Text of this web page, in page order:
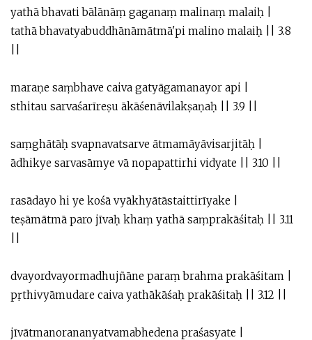
yathā bhavati bālānāṃ gaganaṃ malinaṃ malaiḥ |
tathā bhavatyabuddhānāmātmā'pi malino malaiḥ || 3.8
maraṇe saṃbhave caiva gatyāgamanayor api |
sthitau sarvaśarīreṣu ākāśenāvilakṣaṇaḥ || 3.9 ||
saṃghātāḥ svapnavatsarve ātmamāyāvisarjitāḥ |
ādhikye sarvasāmye vā nopapattirhi vidyate || 3.10 ||
rasādayo hi ye kośā vyākhyātāstaittirīyake |
teṣāmātmā paro jīvaḥ khaṃ yathā saṃprakāśitaḥ || 3.11
dvayordvayormadhujñāne paraṃ brahma prakāśitam |
pṛthivyāmudare caiva yathākāśaḥ prakāśitaḥ || 3.12 ||
jīvātmanorananyatvamabhedena praśasyate |